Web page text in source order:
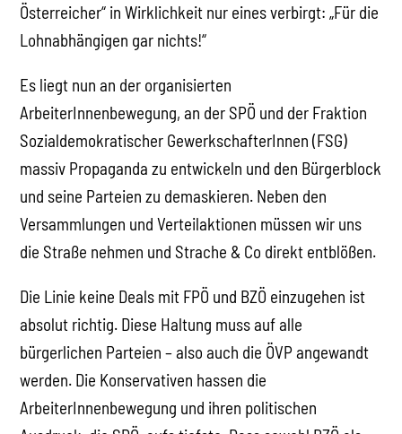
Österreicher“ in Wirklichkeit nur eines verbirgt: „Für die
Lohnabhängigen gar nichts!“
Es liegt nun an der organisierten
ArbeiterInnenbewegung, an der SPÖ und der Fraktion
Sozialdemokratischer GewerkschafterInnen (FSG)
massiv Propaganda zu entwickeln und den Bürgerblock
und seine Parteien zu demaskieren. Neben den
Versammlungen und Verteilaktionen müssen wir uns
die Straße nehmen und Strache & Co direkt entblößen.
Die Linie keine Deals mit FPÖ und BZÖ einzugehen ist
absolut richtig. Diese Haltung muss auf alle
bürgerlichen Parteien – also auch die ÖVP angewandt
werden. Die Konservativen hassen die
ArbeiterInnenbewegung und ihren politischen